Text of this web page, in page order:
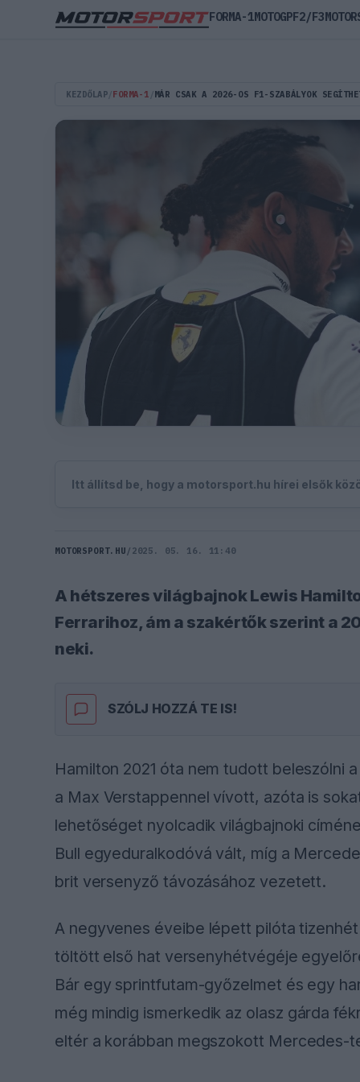
KEZDŐLAP FORMA-1 MÁR CSAK A 2026-OS F1-SZABÁLYOK
Itt állítsd be, hogy a motorsport.hu hírei elsők
MOTORSPORT.HU / 2025. 05. 16. 11:40
A hétszeres világbajnok Lewis
Ferrarihoz, ám a szakértők szerint a
neki.
SZÓLJ HOZZÁ TE IS!
Hamilton 2021 óta nem tudott beleszólni
a Max Verstappennel vívott, azóta is
lehetőséget nyolcadik világbajnoki
Bull egyeduralkodóvá vált, míg a
brit versenyző távozásához vezetett.
A negyvenes éveibe lépett pilóta
töltött első hat versenyhétvégéje
Bár egy sprintfutam-győzelmet és egy
még mindig ismerkedik az olasz gárda
eltér a korábban megszokott Mercedes-
FORMA-1MOTOGPF2/F3